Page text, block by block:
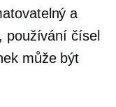
a
používání čísel
může být